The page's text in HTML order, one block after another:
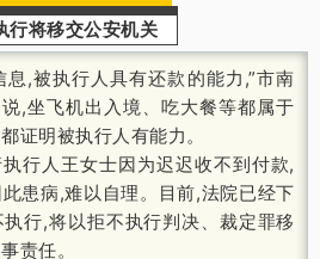
行将移交公安机关
息,被执行人具有还款的能力,”市南
,坐飞机出入境、吃大餐等都属于
证明被执行人有能力。
行人王女士因为迟迟收不到付款,
患病,难以自理。目前,法院已经下
行,将以拒不执行判决、裁定罪移
责任。